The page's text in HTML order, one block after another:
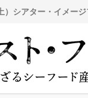
）シアター・イメー